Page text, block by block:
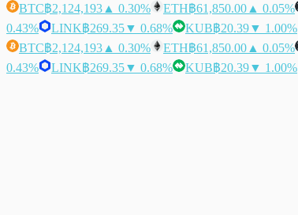
BTC฿2,124,193 ▲ 0.30% ETH฿61,850.00 ▲ 0.05%
0.43%
LINK฿269.35▼ 0.68% KUB฿20.39▼ 1.00%
BTC฿2,124,193 ▲ 0.30% ETH฿61,850.00 ▲ 0.05%
0.43%
LINK฿269.35▼ 0.68% KUB฿20.39▼ 1.00%